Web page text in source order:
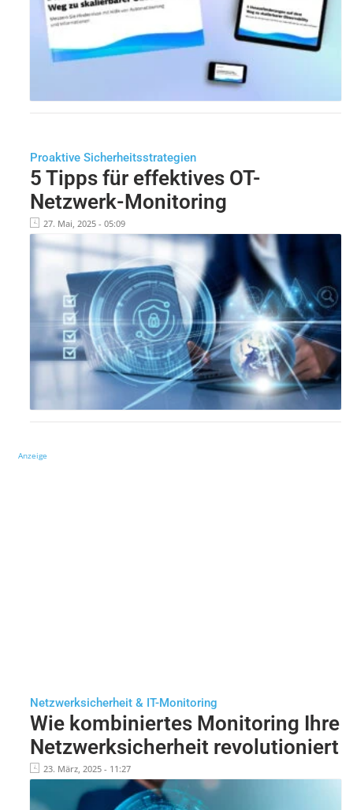
Proaktive Sicherheitsstrategien
5 Tipps für effektives OT-
Netzwerk-Monitoring
27. Mai, 2025 - 05:09
Anzeige
Netzwerksicherheit & IT-Monitoring
Wie kombiniertes Monitoring Ihre
Netzwerksicherheit revolutioniert
23. März, 2025 - 11:27